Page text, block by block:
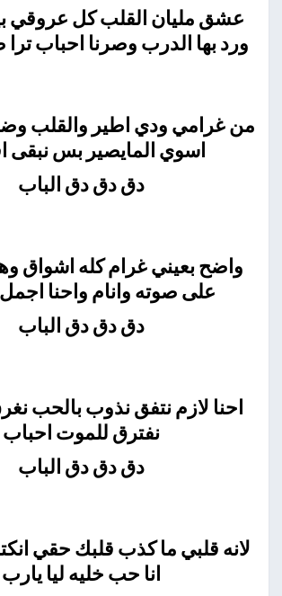
عشق مليان القلب كل عروقي
ورد بها الدرب وصرنا احباب
من غرامي ودي اطير والقلب
اسوي المايصير بس نبقى
دق دق دق الباب
واضح بعيني غرام كله اشواق
على صوته وانام واحنا
دق دق دق الباب
احنا لازم نتفق نذوب بالحب
نفترق للموت احباب
دق دق دق الباب
لانه قلبي ما كذب قلبك حقي
انا حب خليه ليا يارب